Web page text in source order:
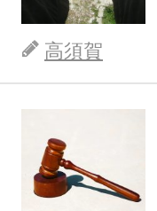
高須賀